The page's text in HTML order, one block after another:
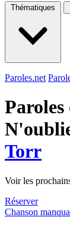
Thématiques
Paroles.net
Paroles
Torr
Voir les
Réserver
Chanson